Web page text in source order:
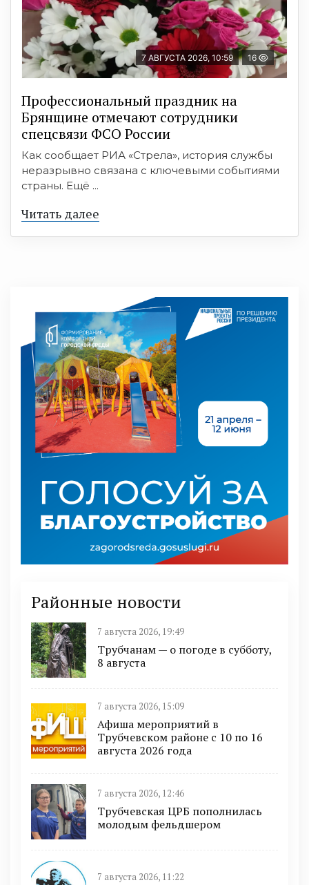
7 АВГУСТА 2026, 10:59 16
Профессиональный праздник на
Брянщине отмечают сотрудники
спецсвязи ФСО России
Как сообщает РИА «Стрела», история службы
неразрывно связана с ключевыми событиями
страны. Ещё ...
Читать далее
Районные новости
7 августа 2026, 19:49
Трубчанам — о погоде в субботу,
8 августа
7 августа 2026, 15:09
Афиша мероприятий в
Трубчевском районе с 10 по 16
августа 2026 года
7 августа 2026, 12:46
Трубчевская ЦРБ пополнилась
молодым фельдшером
7 августа 2026, 11:22